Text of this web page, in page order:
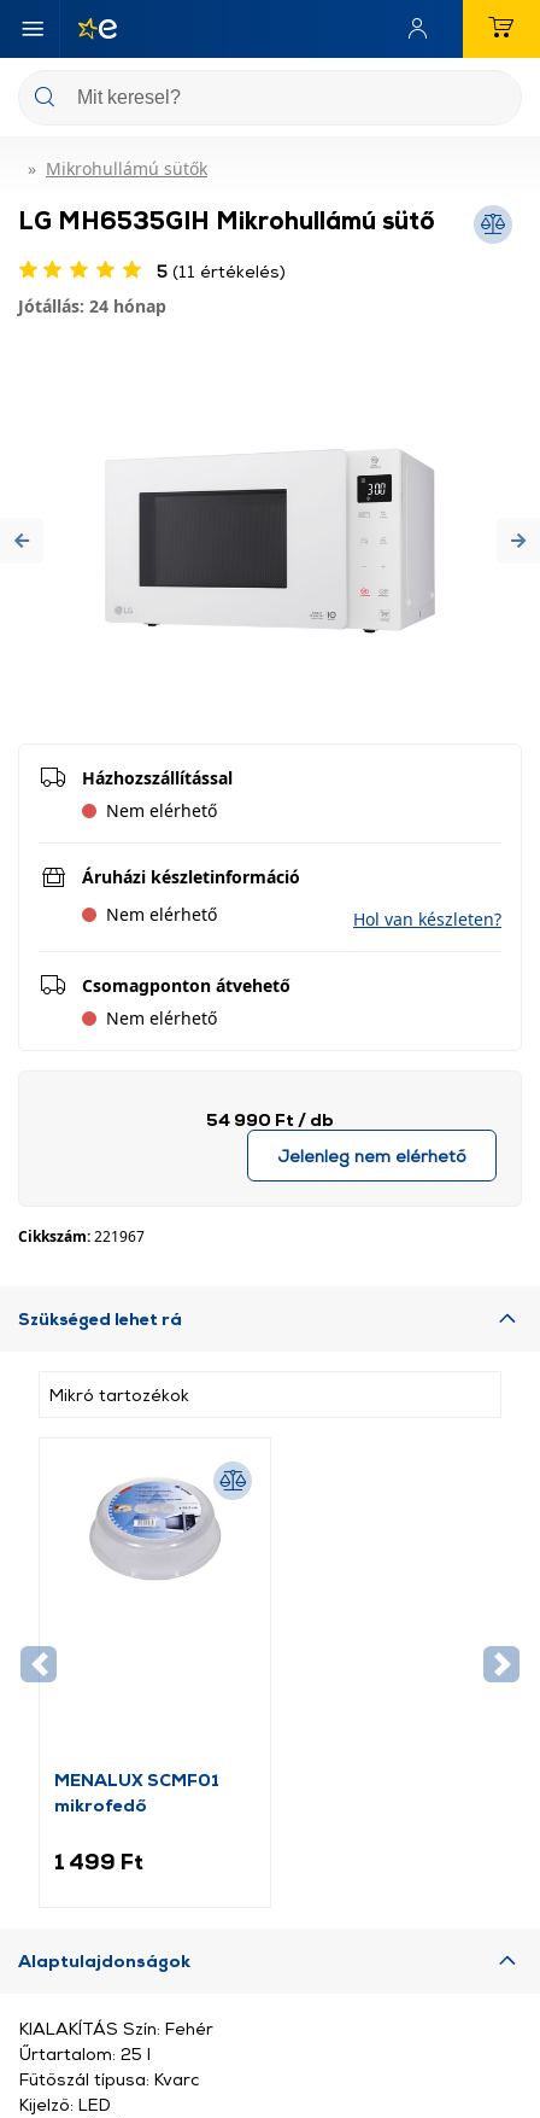
Mikrohullámú sütők
LG MH6535GIH Mikrohullámú sütő
5 (11 értékelés)
Jótállás: 24 hónap
Previous
Házhozszállítással
Nem elérhető
Áruházi készletinformáció
Nem elérhető
Hol van készleten?
Csomagponton átvehető
Nem elérhető
54 990 Ft / db
Jelenleg nem elérhető
Cikkszám:221967
Szükséged lehet rá
Mikró tartozékok
MENALUX SCMF01
mikrofedő
1 499 Ft
Alaptulajdonságok
KIALAKÍTÁS Szín: Fehér
Űrtartalom: 25 l
Fűtőszál típusa: Kvarc
Kijelző: LED